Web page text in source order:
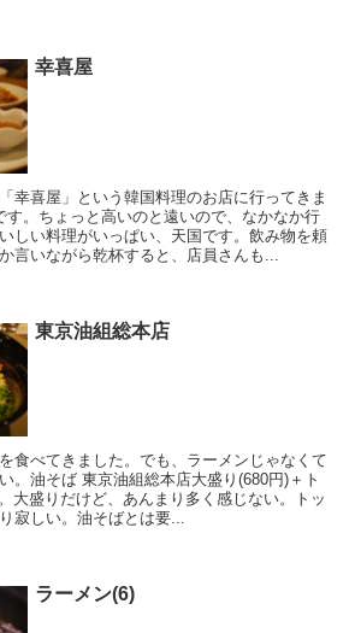
幸喜屋
幸喜屋」という韓国料理のお店に行ってきま
す。ちょっと高いのと遠いので、なかなか行
しい料理がいっぱい、天国です。飲み物を頼
言いながら乾杯すると、店員さんも...
東京油組総本店
食べてきました。でも、ラーメンじゃなくて
。油そば 東京油組総本店大盛り(680円)＋ト
大盛りだけど、あんまり多く感じない。トッ
寂しい。油そばとは要...
ラーメン(6)